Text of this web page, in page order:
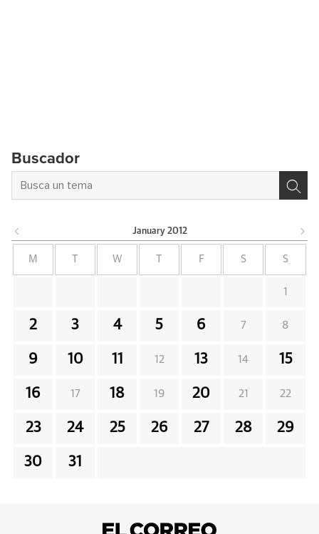
Buscador
January 2012
M W F S S
1
2 3 4 5 6 7 8
9 10 11 12 13 14 15
16 17 18 19 20 21 22
23 24 25 26 27 28 29
30 31